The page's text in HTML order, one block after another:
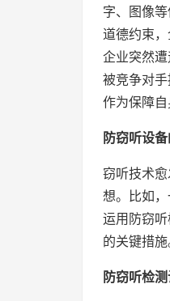
字、图像
道德约束
企业突然
被竞争对
作为保障自
防窃听设
窃听技术
想。比如
运用防窃
的关键措施
防窃听检